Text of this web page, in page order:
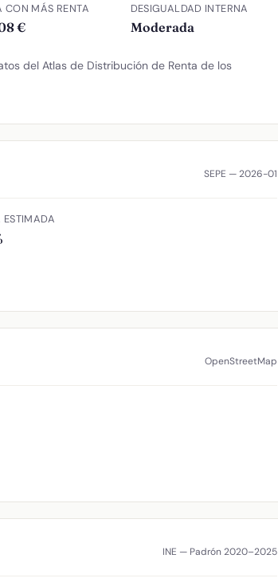
CON MÁS RENTA
€
DESIGUALDAD INTERNA
Moderada
del Atlas de Distribución de Renta de los
SEPE — 2026-01
ESTIMADA
OpenStreetMap
INE — Padrón 2020–2025